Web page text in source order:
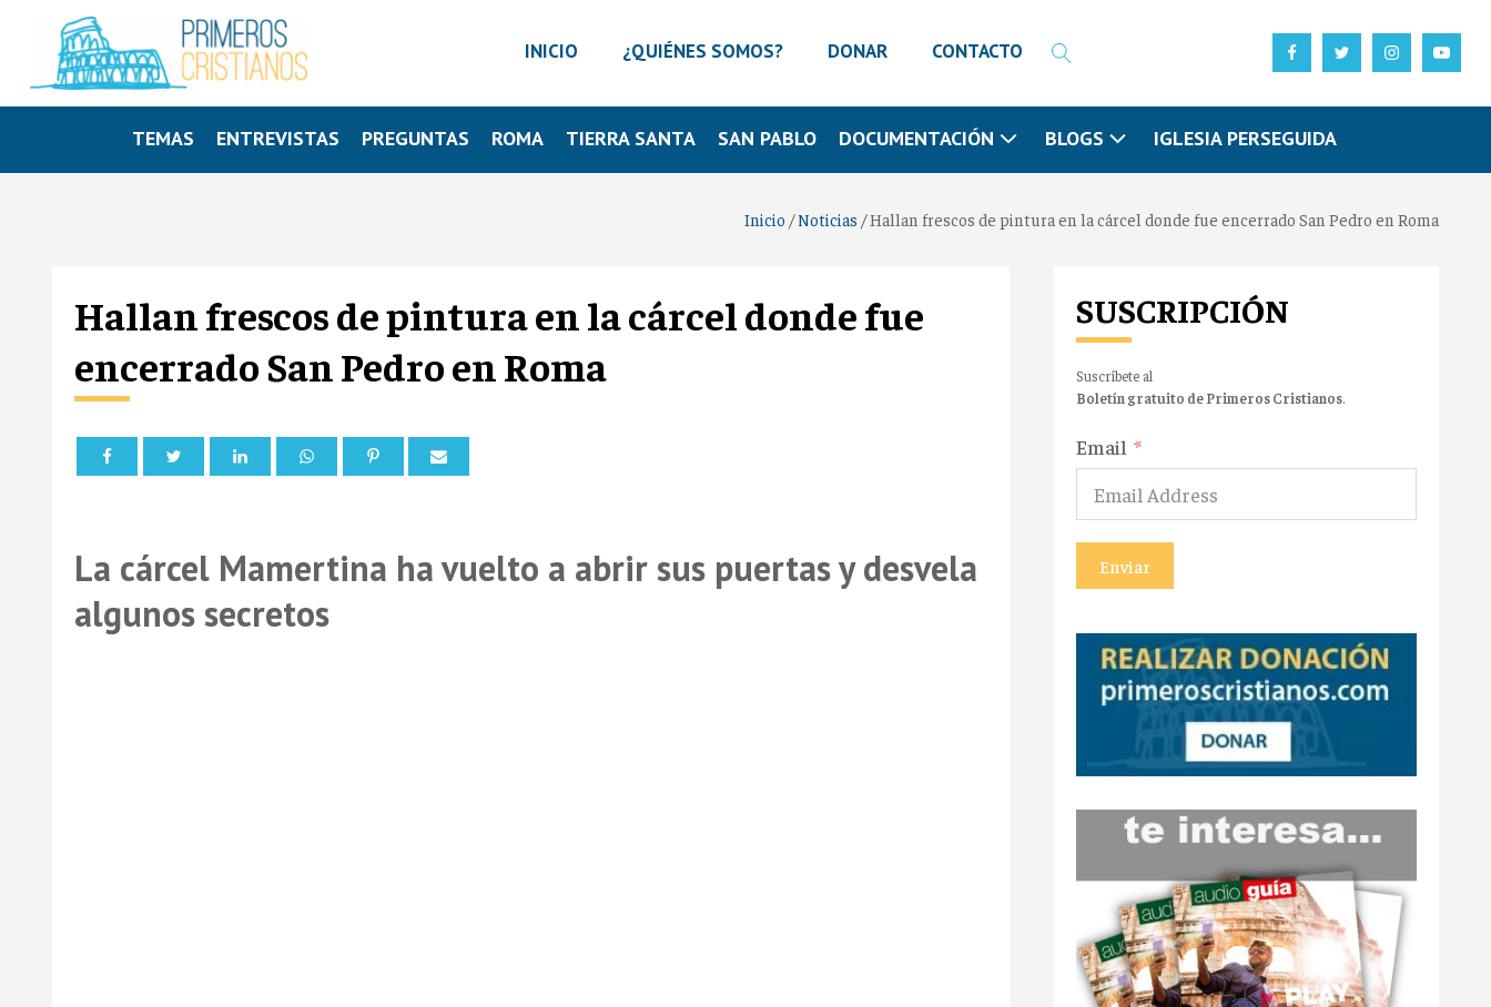
INICIO ¿QUIÉNES SOMOS? DONAR CONTACTO
TEMAS ENTREVISTAS PREGUNTAS ROMA TIERRA SANTA SAN PABLO DOCUMENTACIÓN BLOGS IGLESIA PERSEGUIDA
Inicio /Noticias /Hallan frescos de pintura en la cárcel donde fue encerrado San Pedro en Roma
Hallan frescos de pintura en la cárcel donde fue
encerrado San Pedro en Roma
La cárcel Mamertina ha vuelto a abrir sus puertas y desvela
algunos secretos
SUSCRIPCIÓN
Suscríbete al
Boletín gratuito de Primeros Cristianos.
Email
Enviar